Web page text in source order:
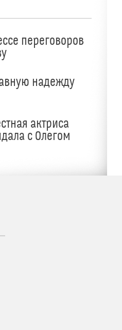
переговоров
надежду
актриса
с Олегом